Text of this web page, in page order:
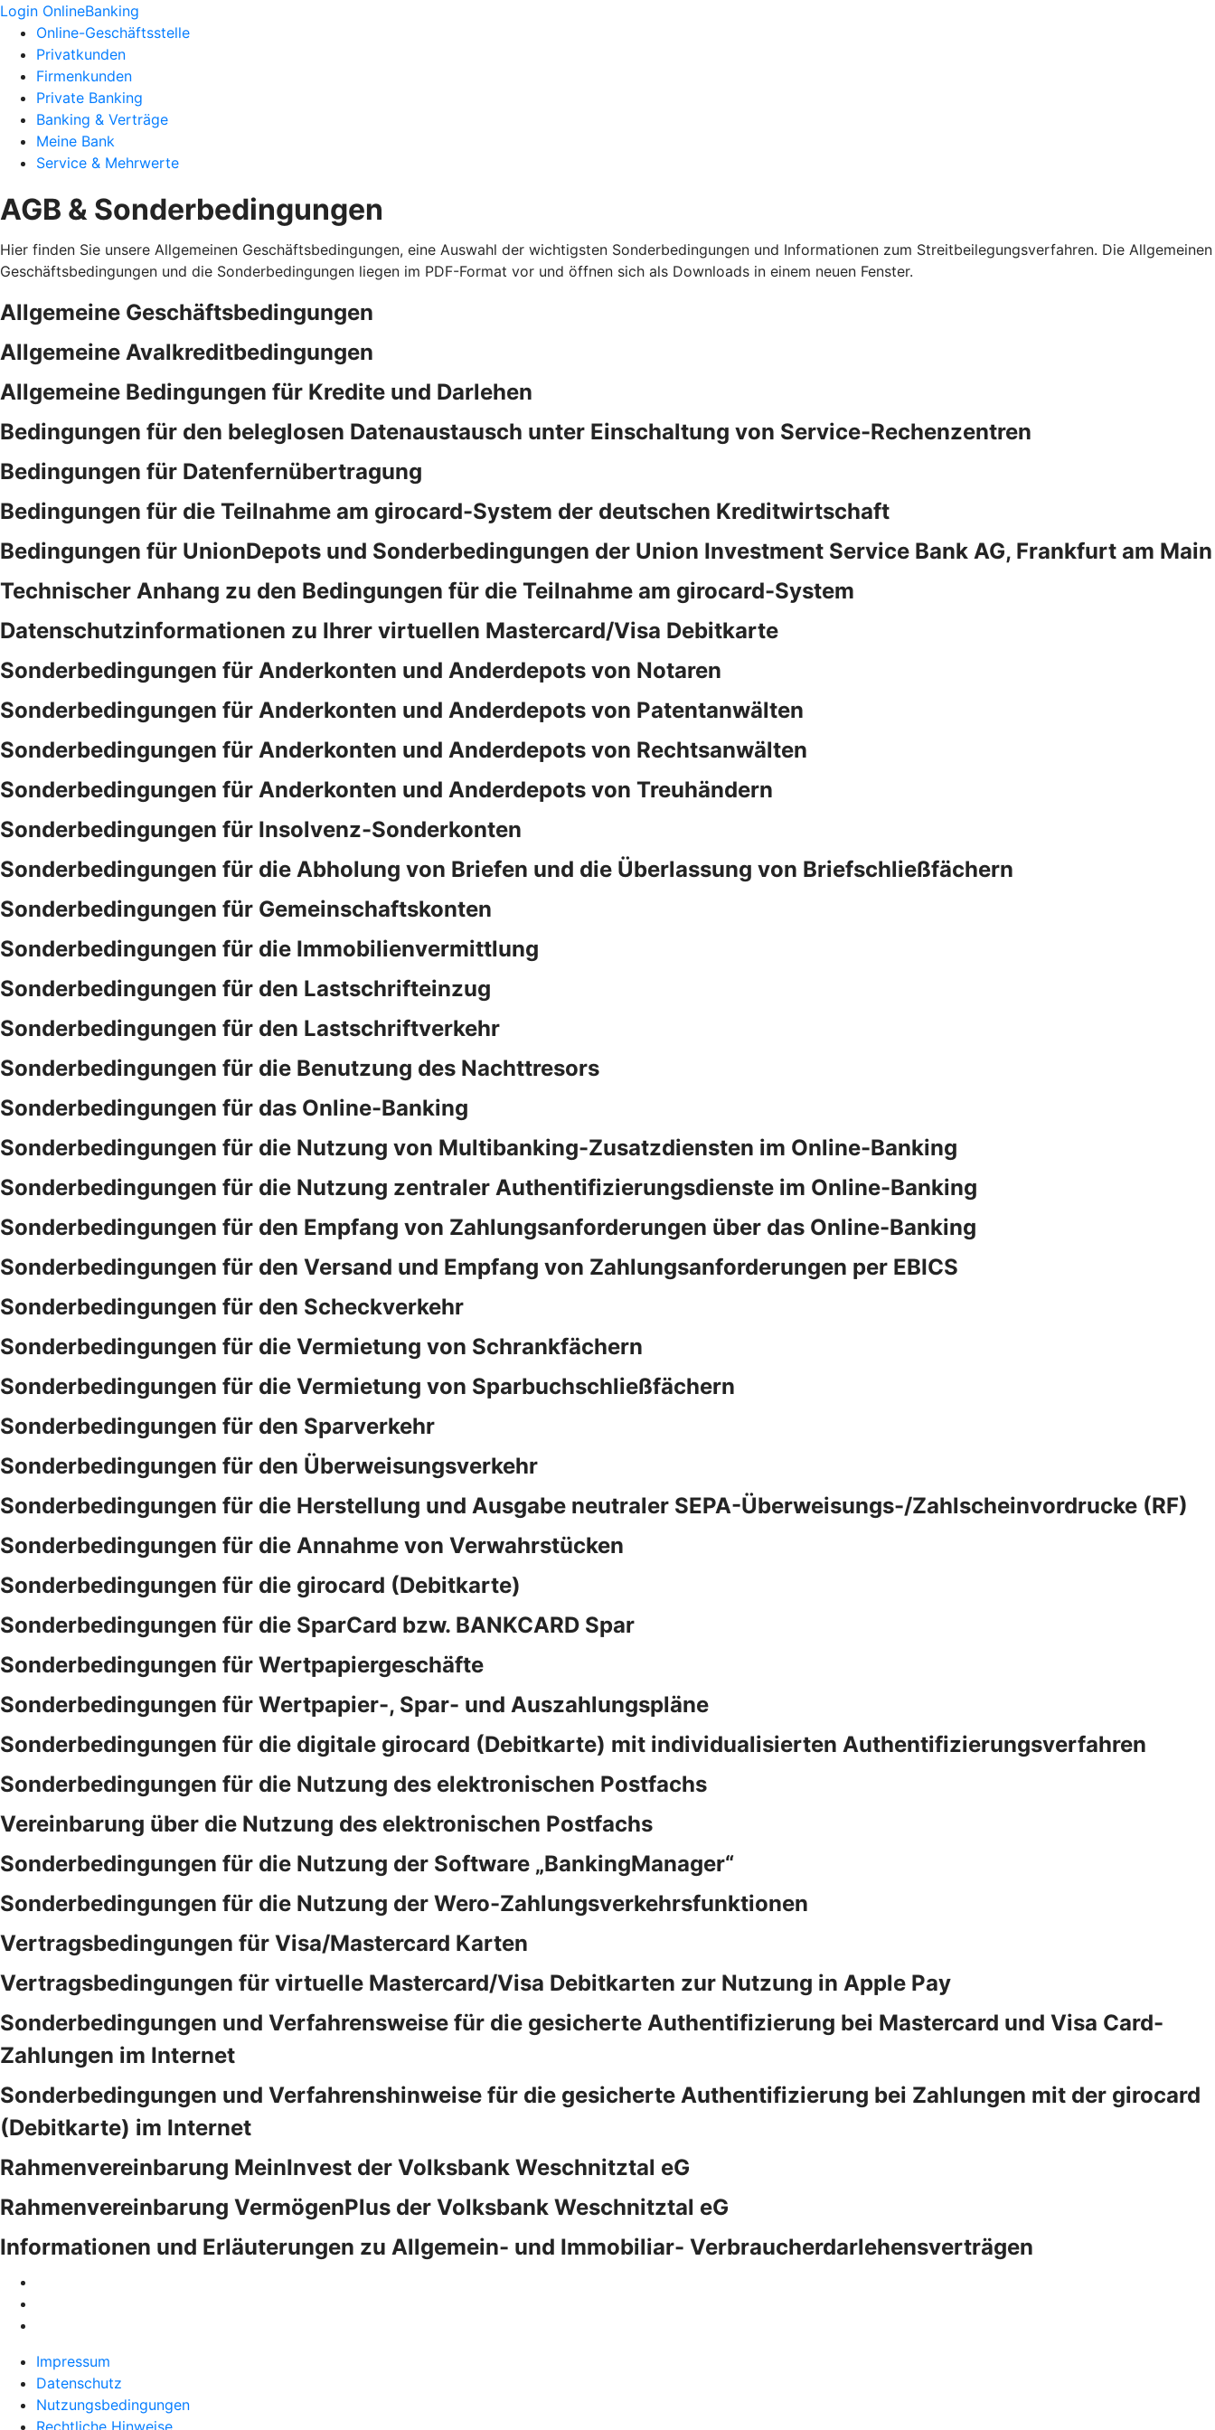
Login OnlineBanking
Online-Geschäftsstelle
Privatkunden
Firmenkunden
Private Banking
Banking & Verträge
Meine Bank
Service & Mehrwerte
AGB & Sonderbedingungen
Hier finden Sie unsere Allgemeinen Geschäftsbedingungen, eine Auswahl der wichtigsten Sonderbedingungen und Informationen zum Streitbeilegungsverfahren. Die Allgemeinen
Geschäftsbedingungen und die Sonderbedingungen liegen im PDF-Format vor und öffnen sich als Downloads in einem neuen Fenster.
Allgemeine Geschäftsbedingungen
Allgemeine Avalkreditbedingungen
Allgemeine Bedingungen für Kredite und Darlehen
Bedingungen für den beleglosen Datenaustausch unter Einschaltung von Service-Rechenzentren
Bedingungen für Datenfernübertragung
Bedingungen für die Teilnahme am girocard-System der deutschen Kreditwirtschaft
Bedingungen für UnionDepots und Sonderbedingungen der Union Investment Service Bank AG, Frankfurt am Main
Technischer Anhang zu den Bedingungen für die Teilnahme am girocard-System
Datenschutzinformationen zu Ihrer virtuellen Mastercard/Visa Debitkarte
Sonderbedingungen für Anderkonten und Anderdepots von Notaren
Sonderbedingungen für Anderkonten und Anderdepots von Patentanwälten
Sonderbedingungen für Anderkonten und Anderdepots von Rechtsanwälten
Sonderbedingungen für Anderkonten und Anderdepots von Treuhändern
Sonderbedingungen für Insolvenz-Sonderkonten
Sonderbedingungen für die Abholung von Briefen und die Überlassung von Briefschließfächern
Sonderbedingungen für Gemeinschaftskonten
Sonderbedingungen für die Immobilienvermittlung
Sonderbedingungen für den Lastschrifteinzug
Sonderbedingungen für den Lastschriftverkehr
Sonderbedingungen für die Benutzung des Nachttresors
Sonderbedingungen für das Online-Banking
Sonderbedingungen für die Nutzung von Multibanking-Zusatzdiensten im Online-Banking
Sonderbedingungen für die Nutzung zentraler Authentifizierungsdienste im Online-Banking
Sonderbedingungen für den Empfang von Zahlungsanforderungen über das Online-Banking
Sonderbedingungen für den Versand und Empfang von Zahlungsanforderungen per EBICS
Sonderbedingungen für den Scheckverkehr
Sonderbedingungen für die Vermietung von Schrankfächern
Sonderbedingungen für die Vermietung von Sparbuchschließfächern
Sonderbedingungen für den Sparverkehr
Sonderbedingungen für den Überweisungsverkehr
Sonderbedingungen für die Herstellung und Ausgabe neutraler SEPA-Überweisungs-/Zahlscheinvordrucke (RF)
Sonderbedingungen für die Annahme von Verwahrstücken
Sonderbedingungen für die girocard (Debitkarte)
Sonderbedingungen für die SparCard bzw. BANKCARD Spar
Sonderbedingungen für Wertpapiergeschäfte
Sonderbedingungen für Wertpapier-, Spar- und Auszahlungspläne
Sonderbedingungen für die digitale girocard (Debitkarte) mit individualisierten Authentifizierungsverfahren
Sonderbedingungen für die Nutzung des elektronischen Postfachs
Vereinbarung über die Nutzung des elektronischen Postfachs
Sonderbedingungen für die Nutzung der Software „BankingManager“
Sonderbedingungen für die Nutzung der Wero-Zahlungsverkehrsfunktionen
Vertragsbedingungen für Visa/Mastercard Karten
Vertragsbedingungen für virtuelle Mastercard/Visa Debitkarten zur Nutzung in Apple Pay
Sonderbedingungen und Verfahrensweise für die gesicherte Authentifizierung bei Mastercard und Visa Card-
Zahlungen im Internet
Sonderbedingungen und Verfahrenshinweise für die gesicherte Authentifizierung bei Zahlungen mit der girocard
(Debitkarte) im Internet
Rahmenvereinbarung MeinInvest der Volksbank Weschnitztal eG
Rahmenvereinbarung VermögenPlus der Volksbank Weschnitztal eG
Informationen und Erläuterungen zu Allgemein- und Immobiliar- Verbraucherdarlehensverträgen
Impressum
Datenschutz
Nutzungsbedingungen
Rechtliche Hinweise